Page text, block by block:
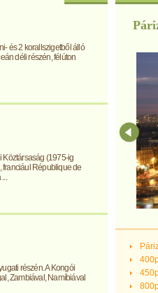
és 2 korallszigetből álló
déli részén, félúton
Köztársaság (1975-ig
République de
részén. A Kongói
Zambiával, Namíbiával